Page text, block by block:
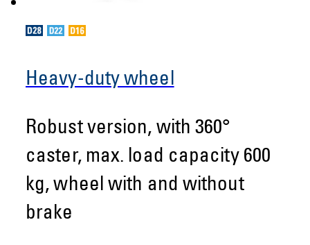
Heavy-duty wheel
Robust version, with 360°
caster, max. load capacity 600
kg, wheel with and without
brake